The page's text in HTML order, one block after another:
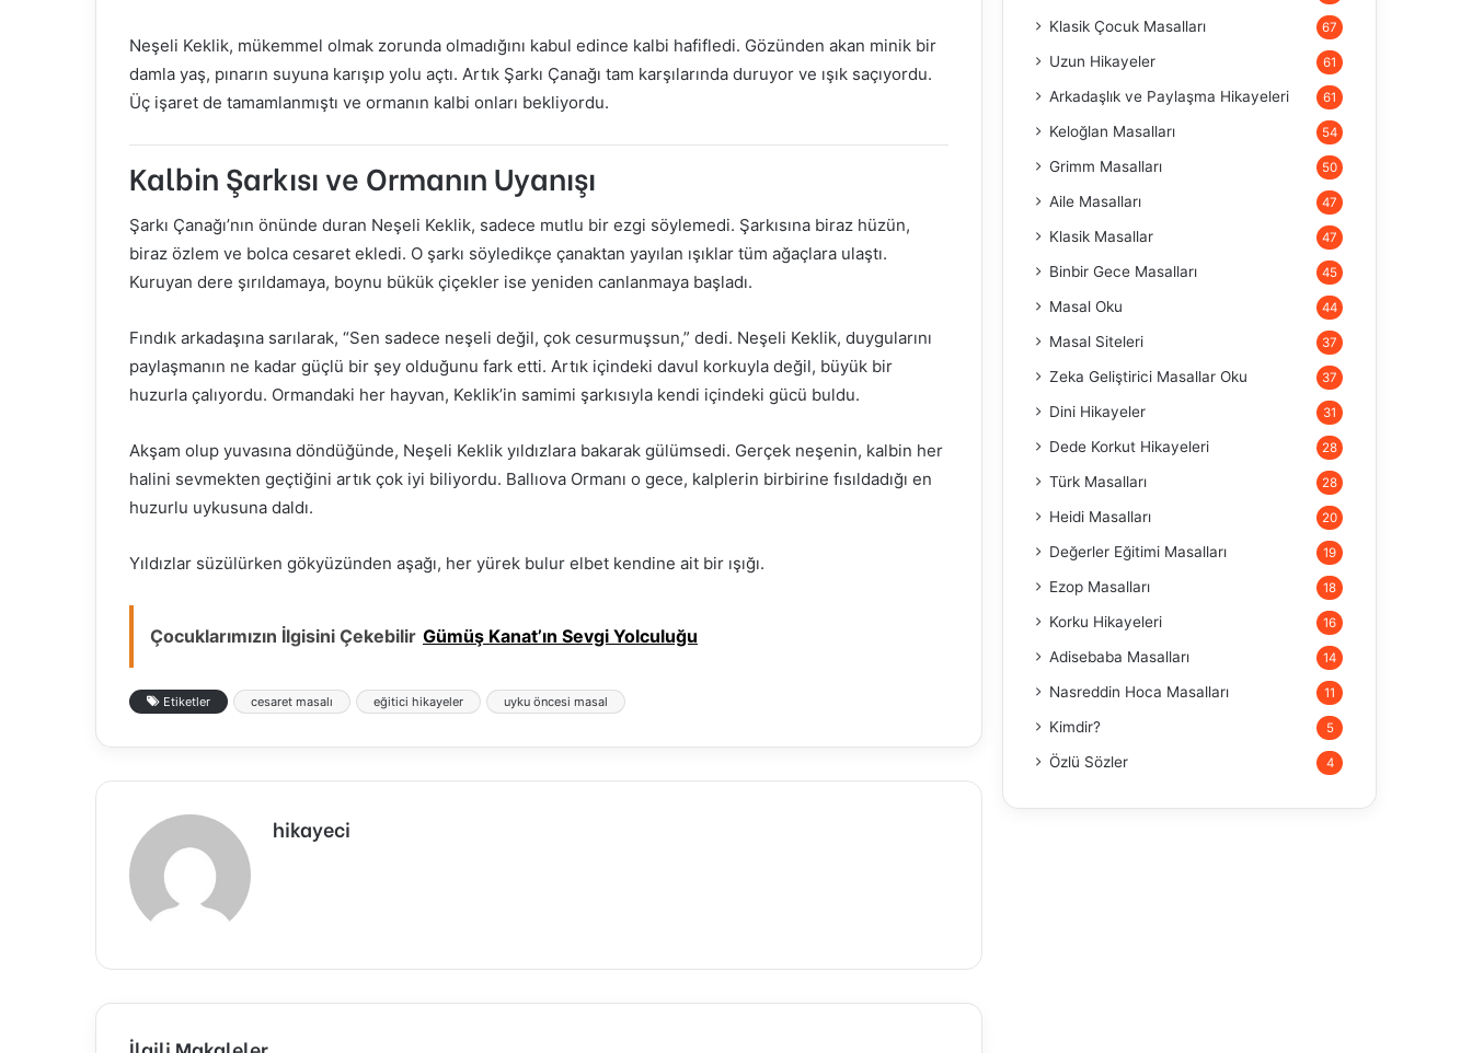
Neşeli Keklik, mükemmel olmak zorunda olmadığını kabul edince kalbi hafifledi. Gözünden akan minik bir
damla yaş, pınarın suyuna karışıp yolu açtı. Artık Şarkı Çanağı tam karşılarında duruyor ve ışık saçıyordu.
Üç işaret de tamamlanmıştı ve ormanın kalbi onları bekliyordu.
Kalbin Şarkısı ve Ormanın Uyanışı
Şarkı Çanağı’nın önünde duran Neşeli Keklik, sadece mutlu bir ezgi söylemedi. Şarkısına biraz hüzün,
biraz özlem ve bolca cesaret ekledi. O şarkı söyledikçe çanaktan yayılan ışıklar tüm ağaçlara ulaştı.
Kuruyan dere şırıldamaya, boynu bükük çiçekler ise yeniden canlanmaya başladı.
Fındık arkadaşına sarılarak, “Sen sadece neşeli değil, çok cesurmuşsun,” dedi. Neşeli Keklik, duygularını
paylaşmanın ne kadar güçlü bir şey olduğunu fark etti. Artık içindeki davul korkuyla değil, büyük bir
huzurla çalıyordu. Ormandaki her hayvan, Keklik’in samimi şarkısıyla kendi içindeki gücü buldu.
Akşam olup yuvasına döndüğünde, Neşeli Keklik yıldızlara bakarak gülümsedi. Gerçek neşenin, kalbin her
halini sevmekten geçtiğini artık çok iyi biliyordu. Ballıova Ormanı o gece, kalplerin birbirine fısıldadığı en
huzurlu uykusuna daldı.
Yıldızlar süzülürken gökyüzünden aşağı, her yürek bulur elbet kendine ait bir ışığı.
Çocuklarımızın İlgisini Çekebilir Gümüş Kanat’ın Sevgi Yolculuğu
Etiketler cesaret masalı eğitici hikayeler uyku öncesi masal
hikayeci
Klasik Çocuk Masalları 67
Uzun Hikayeler 61
Arkadaşlık ve Paylaşma Hikayeleri 61
Keloğlan Masalları 54
Grimm Masalları 50
Aile Masalları 47
Klasik Masallar 47
Binbir Gece Masalları 45
Masal Oku 44
Masal Siteleri 37
Zeka Geliştirici Masallar Oku 37
Dini Hikayeler 31
Dede Korkut Hikayeleri 28
Türk Masalları 28
Heidi Masalları 20
Değerler Eğitimi Masalları 19
Ezop Masalları 18
Korku Hikayeleri 16
Adisebaba Masalları 14
Nasreddin Hoca Masalları 11
Kimdir? 5
Özlü Sözler 4